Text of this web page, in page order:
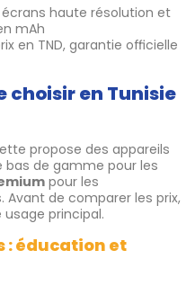
haute résolution et
mAh
en TND, garantie officielle
choisir en Tunisie
propose des appareils
de gamme pour les
pour les
de comparer les prix,
principal.
: éducation et